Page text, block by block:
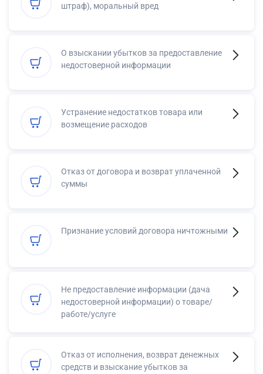
штраф), моральный вред
О взыскании убытков за предоставление
недостоверной информации
Устранение недостатков товара или
возмещение расходов
Отказ от договора и возврат уплаченной
суммы
Признание условий договора ничтожными
Не предоставление информации (дача
недостоверной информации) о товаре/
работе/услуге
Отказ от исполнения, возврат денежных
средств и взыскание убытков за